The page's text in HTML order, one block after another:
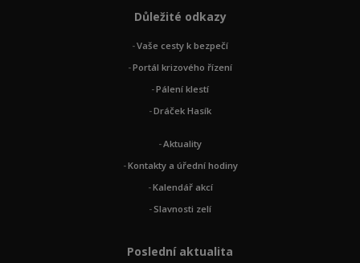
Důležité odkazy
Vaše cesty k bezpečí
Portál krizového řízení
Pálení klestí
Dráček Hasík
Aktuality
Kontakty a úřední hodiny
Kalendář akcí
Slavnosti zelí
Poslední aktualita